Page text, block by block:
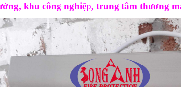
khu công nghiệp, trung tâm thương